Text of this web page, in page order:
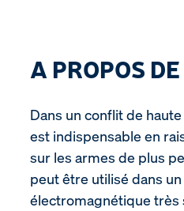
A PROPOS
Dans un conflit de
est indispensable en
sur les armes de plus
peut être utilisé dans
électromagnétique très